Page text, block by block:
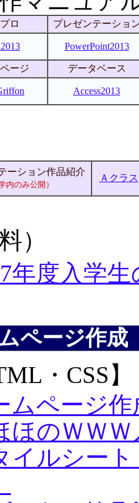
ロ プレゼンテーショ
PowerPoint2013
ージ データベース
Access2013
ーション作品紹介
内のみ公開）
Ａクラス
）
年度入学
ページ作
・CSS】
ムページ
ほのＷＷＷ
イルシー